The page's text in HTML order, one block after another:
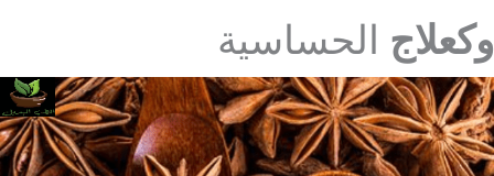
وكعلاج الحساسية